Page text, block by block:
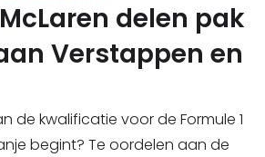
delen pak
Verstappen en
de kwalificatie voor de Formule 1
begint? Te oordelen aan de